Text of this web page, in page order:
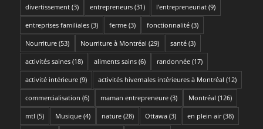
divertissement(3) entrepreneurs(31) l'entrepreneuriat(9)
entreprises familiales(3) ferme(3) fonctionnalité(3)
Nourriture(53) Nourriture à Montréal (29) santé(3)
activités saines(18) aliments sains(6) randonnée(17)
activité intérieure(9) activités hivernales intérieures à Montréal (12)
commercialisation (6) maman entrepreneure(3) Montréal (126)
mtl (5) Musique(4) nature(28) Ottawa(3) en plein air(38)